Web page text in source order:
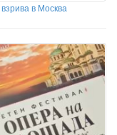
в Москва